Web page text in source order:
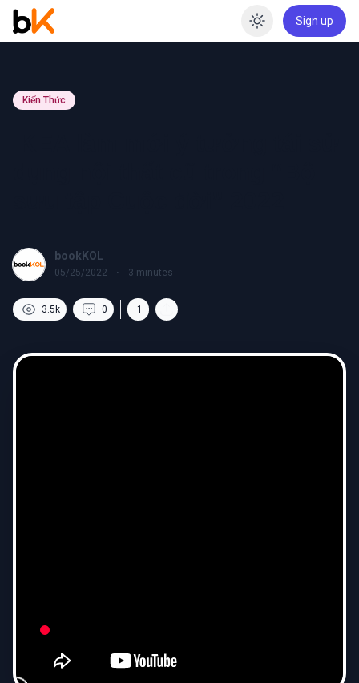
Enable
Sign up
Kiến Thức
bookKOL
05/25/2022 · 3 minutes
3.5k 0 1